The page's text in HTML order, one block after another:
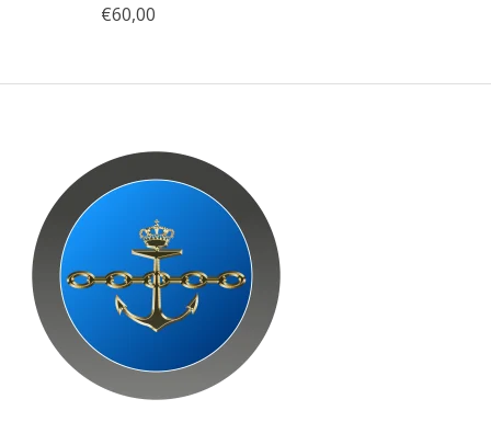
€60,00